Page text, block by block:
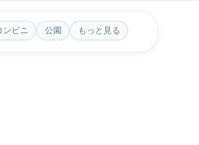
ンビニ 公園 もっと見る